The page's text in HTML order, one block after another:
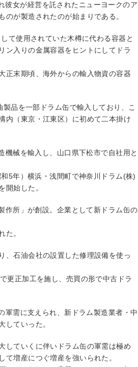
女が経営を託されたニューヨークのア
が製造されたのが始まりである。
て使用されていた木樽に代わる容器と
ン入りの金属容器をヒントにしてドラ
正末期頃、海外からの輸入物資の容器
品を一部ドラム缶で輸入しており、こ
内（東京・江東区）に初めて二本掛け
械を輸入し、山口県下松市で自社用と
5年）横浜・浅間町で神奈川ドラム(株)
開始した。
作所」が創設。企業として新ドラム缶の
た。
、石油会社の設置した修理設備を使っ
更正加工を施し、売買の形で中古ドラ
軍需に支えられ、新ドラム製造業者・中
していった。
していくに伴いドラム缶の軍需は極め
増産につぐ増産を強いられた。